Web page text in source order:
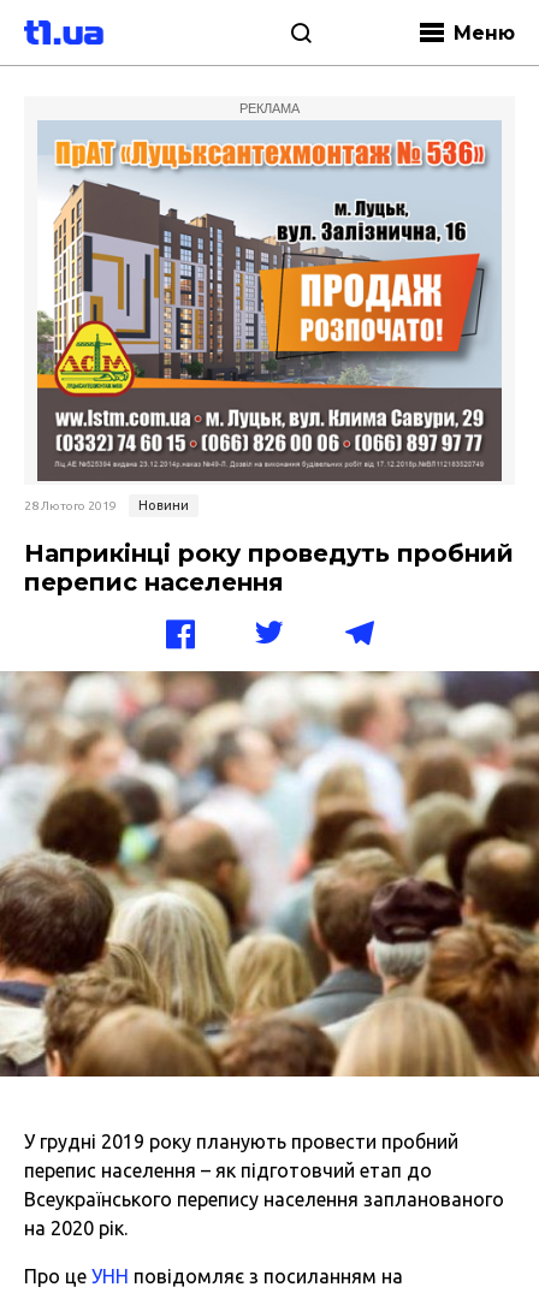
Меню
РЕКЛАМА
28 Лютого 2019 Новини
Наприкінці року проведуть пробний
перепис населення
У грудні 2019 року планують провести пробний
перепис населення – як підготовчий етап до
Всеукраїнського перепису населення запланованого
на 2020 рік.
Про це УНН повідомляє з посиланням на